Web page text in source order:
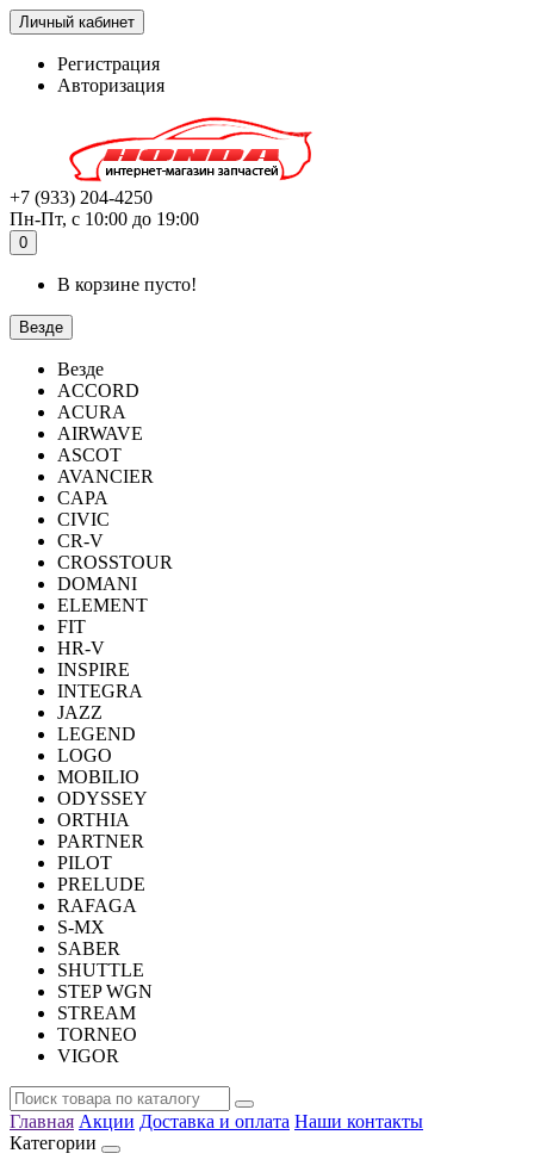
Личный кабинет
Регистрация
Авторизация
+7 (933) 204-4250
Пн-Пт, с 10:00 до 19:00
0
В корзине пусто!
Везде
Везде
ACCORD
ACURA
AIRWAVE
ASCOT
AVANCIER
CAPA
CIVIC
CR-V
CROSSTOUR
DOMANI
ELEMENT
FIT
HR-V
INSPIRE
INTEGRA
JAZZ
LEGEND
LOGO
MOBILIO
ODYSSEY
ORTHIA
PARTNER
PILOT
PRELUDE
RAFAGA
S-MX
SABER
SHUTTLE
STEP WGN
STREAM
TORNEO
VIGOR
Главная Акции Доставка и оплата Наши контакты
Категории